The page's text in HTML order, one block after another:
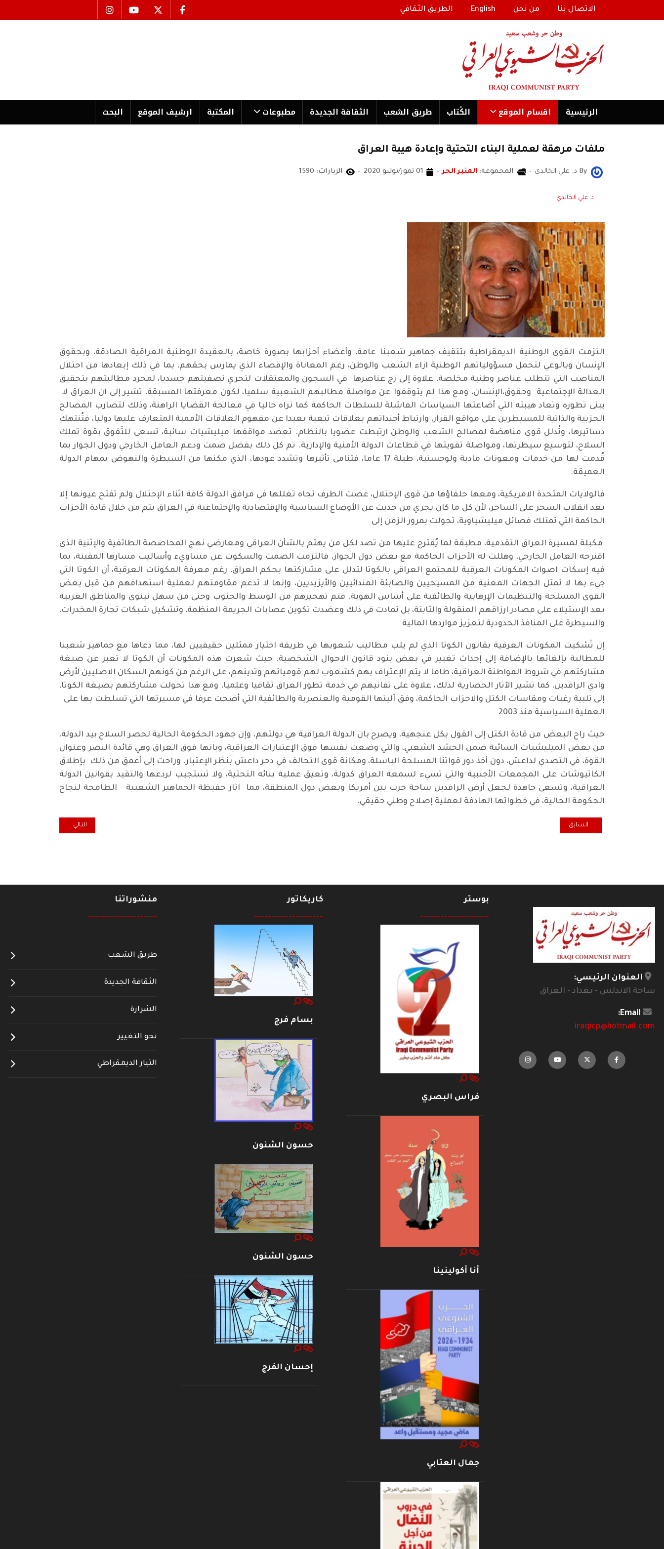
الاتصال بنا من نحن English الطريق الثقافي
الرئیسية اقسام الموقع الكُتاب طریق الشعب الثقافة الجدیدة مطبوعات المكتبة ارشیف الموقع البحث
ملفات مرهقة لعملية البناء التحتية وإعادة هيبة العراق
By د. علي الخالدي المجموعة: المنبر الحر 01 تموز/يوليو 2020 الزيارات: 1590
د. علي الخالدي
التزمت القوى الوطنية الديمقراطية بتثقيف جماهير شعبنا عامة، وأعضاء أحزابها بصورة خاصة، بالعقيدة الوطنية العراقية الصادقة، وبحقوق
الإنسان وبالوعي لتحمل مسؤولياتهم الوطنية ازاء الشعب والوطن، رغم المعاناة والإقصاء الذي يمارس بحقهم، بما في ذلك إبعادها من احتلال
المناصب التي تتطلب عناصر وطنية مخلصة، علاوة إلى زج عناصرها في السجون والمعتقلات لتجري تصفيتهم جسديا، لمجرد مطالبتهم بتحقيق
العدالة الإجتماعية وحقوق،الإنسان، ومع هذا لم يتوقفوا عن مواصلة مطالبهم الشعبية سلميا، لكون معرفتها المسبقة، تشير إلى ان العراق لا
يبنى تطوره وتعاد هيبته التي أضاعتها السياسات الفاشلة للسلطات الحاكمة كما نراه حاليا في معالجة القضايا الراهنة، وذلك لتضارب المصالح
الحزبية والذاتية للمسيطرين على مواقع القرار، وارتباط أجنداتهم بعلاقات تبعية بعيدا عن مفهوم العلاقات الأممية المتعارف عليها دوليا، فتُنتهك
دساتيرها، وتُدلل قوى مناهضة لمصالح الشعب والوطن ارتبطت عضويا بالنظام. تعضد مواقفها ميليشيات سائبة، تسعى للتَفوق بقوة تملك
السلاح، لتوسيع سيطرتها، ومواصلة تقويتها في قطاعات الدولة الأمنية والإدارية. تم كل ذلك بفضل صمت ودعم العامل الخارجي ودول الجوار بما
قُدمت لها من خدمات ومعونات مادية ولوجستية، طيلة 17 عاما، فتنامى تأثيرها وتشدد عودها، الذي مكنها من السيطرة والنهوض بمهام الدولة
العميقة.
فالولايات المتحدة الامريكية، ومعها حلفاؤها من قوى الإحتلال، غضت الطرف تجاه تغللها في مرافق الدولة كافة اثناء الإحتلال ولم تفتح عيونها إلا
بعد انقلاب السحر على الساحر، لأن كل ما كان يجري من حديث عن الأوضاع السياسية والإقتصادية والإجتماعية في العراق يتم من خلال قادة الأحزاب
الحاكمة التي تمتلك فصائل ميليشياوية، تحولت بمرور الزمن إلى
مكبلة لمسيرة العراق التقدمية، مطبقة لما يُقترح عليها من تصد لكل من يهتم بالشأن العراقي ومعارضي نهج المحاصصة الطائفية والإثنية الذي
اقترحه العامل الخارجي، وهللت له الأحزاب الحاكمة مع بعض دول الجوار، فالتزمت الصمت والسكوت عن مساويء وأساليب مسارها المقيتة، بما
فيه إسكات اصوات المكونات العرقية للمجتمع العراقي بالكوتا لتدلل على مشاركتها بحكم العراق، رغم معرفة المكونات العرقية، أن الكوتا التي
جيء بها لا تمثل الجهات المعنية من المسيحيين والصابئة المندائيين واﻷيزيديين، وإنها لا تدعم مقاومتهم لعملية استهدافهم من قبل بعض
القوى المسلحة والتنظيمات الإرهابية والطائفية على أساس الهوية. فتم تهجيرهم من الوسط والجنوب وحتى من سهل نينوى والمناطق الغربية
بعد الإستيلاء على مصادر ارزاقهم المنقولة والثابتة، بل تمادت في ذلك وعضدت تكوين عصابات الجريمة المنظمة، وتشكيل شبكات تجارة المخدرات،
والسيطرة على المنافذ الحدودية لتعزيز مواردها المالية
إن تَسْكيت المكونات العرقية بقانون الكوتا الذي لم يلب مطاليب شعوبها في طريقة اختيار ممثلين حقيقيين لها، مما دعاها مع جماهير شعبنا
للمطالبة بإلغائها بالإضافة إلى إحداث تغيير في بعض بنود قانون الاحوال الشخصية. حيث شعرت هذه المكونات أن الكوتا لا تعبر عن صيغة
مشاركتهم في شروط المواطنة العراقية، طاما لا يتم الإعتراف بهم كشعوب لهم قومياتهم وتدينهم، على الرغم من كونهم السكان الاصليين لأرض
وادي الرافدين، كما تشير الآثار الحضارية لذلك، علاوة على تفانيهم في خدمة تطور العراق ثقافيا وعلميا، ومع هذا تحولت مشاركتهم بصيغة الكوتا،
إلى تلبية رغبات ومقاسات الكتل والاحزاب الحاكمة، وفق آليتها القومية والعنصرية والطائفية التي أضحت عرفا في مسيرتها التي تسلطت بها على
العملية السياسية منذ 2003
حيث راح البعض من قادة الكتل إلى القول بكل عنجهية، ويصرح بان الدولة العراقية هي دولتهم، وإن جهود الحكومة الحالية لحصر السلاح بيد الدولة،
من بعض الميليشيات السائبة ضمن الحشد الشعبي، والتي وضعت نفسها فوق الإعتبارات العراقية، وبانها فوق العراق وهي قائدة النصر وعنوان
القوة، في التصدي لداعش، دون أخذ دور قواتنا المسلحة الباسلة، ومكانة قوى التحالف في دحر داعش بنظر الإعتبار. وراحت إلى أعمق من ذلك بإطلاق
الكاتيوشات على المجمعات الأجنبية والتي تسيء لسمعة العراق كدولة، وتعيق عملية بنائه التحتية، ولا تستجيب لردعها والتقيد بقوانين الدولة
العراقية، وتسعى جاهدة لجعل أرض الرافدين ساحة حرب بين أمريكا وبعض دول المنطقة، مما اثار حفيظة الجماهير الشعبية الطامحة لنجاح
الحكومة الحالية، في خطواتها الهادفة لعملية إصلاح وطني حقيقي.
المقال السابق: الشهيد حسن سريع
السابق المقال التالي: فرض هيبة
التالي
العنوان الرئيسي:
ساحة الاندلس - بغداد - العراق
Email:
iraqicp@hotmail.com
بوستر
--------------------
فراس البصري
أنا أكولينينا
جمال العتابي
كاريكاتور
--------------------
بسام فرج
حسون الشنون
حسون الشنون
إحسان الفرج
منشوراتنا
--------------------
طريق الشعب
الثقافة الجديدة
الشرارة
نحو التغيير
التيار الديمقراطي